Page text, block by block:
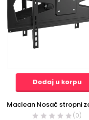
Dodaj u korpu
(0)